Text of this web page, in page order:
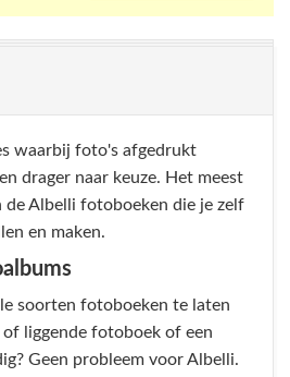
waarbij foto's afgedrukt
drager naar keuze. Het meest
de Albelli fotoboeken die je zelf
en maken.
soorten fotoboeken te laten
liggende fotoboek of een
Geen probleem voor Albelli.